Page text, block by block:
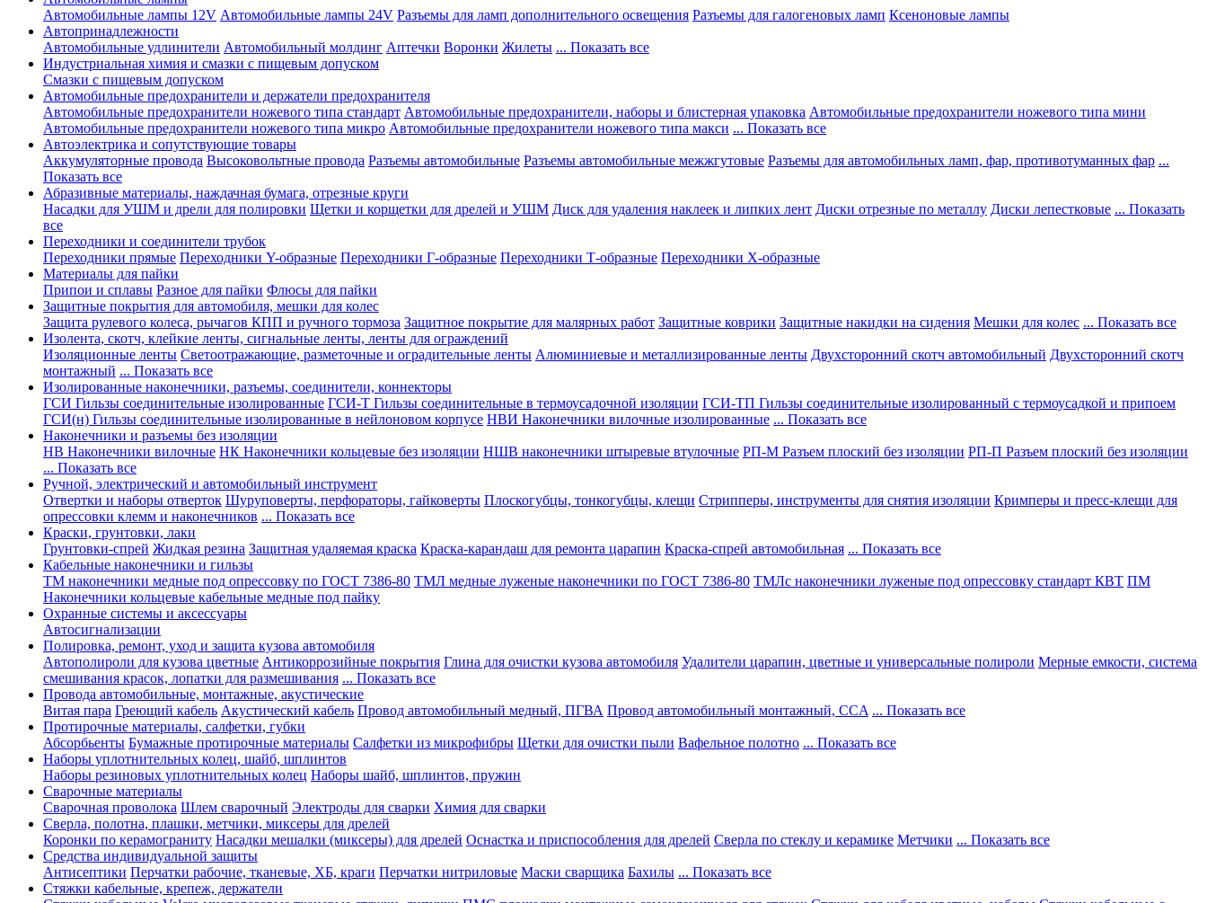
Автомобильные лампы 12V Автомобильные лампы 24V Разъемы для ламп дополнительного освещения Разъемы для галогеновых ламп Ксеноновые лампы
Автопринадлежности
Автомобильные удлинители Автомобильный молдинг Аптечки Воронки Жилеты ... Показать все
Индустриальная химия и смазки с пищевым допуском
Смазки с пищевым допуском
Автомобильные предохранители и держатели предохранителя
Автомобильные предохранители ножевого типа стандарт Автомобильные предохранители, наборы и блистерная упаковка Автомобильные предохранители ножевого типа мини
Автомобильные предохранители ножевого типа микро Автомобильные предохранители ножевого типа макси ... Показать все
Автоэлектрика и сопутствующие товары
Аккумуляторные провода Высоковольтные провода Разъемы автомобильные Разъемы автомобильные межжгутовые Разъемы для автомобильных ламп, фар, противотуманных фар ...
Показать все
Абразивные материалы, наждачная бумага, отрезные круги
Насадки для УШМ и дрели для полировки Щетки и корщетки для дрелей и УШМ Диск для удаления наклеек и липких лент Диски отрезные по металлу Диски лепестковые ... Показать
все
Переходники и соединители трубок
Переходники прямые Переходники Y-образные Переходники Г-образные Переходники Т-образные Переходники Х-образные
Материалы для пайки
Припои и сплавы Разное для пайки Флюсы для пайки
Защитные покрытия для автомобиля, мешки для колес
Защита рулевого колеса, рычагов КПП и ручного тормоза Защитное покрытие для малярных работ Защитные коврики Защитные накидки на сидения Мешки для колес ... Показать все
Изолента, скотч, клейкие ленты, сигнальные ленты, ленты для ограждений
Изоляционные ленты Светоотражающие, разметочные и оградительные ленты Алюминиевые и металлизированные ленты Двухсторонний скотч автомобильный Двухсторонний скотч
монтажный ... Показать все
Изолированные наконечники, разъемы, соединители, коннекторы
ГСИ Гильзы соединительные изолированные ГСИ-Т Гильзы соединительные в термоусадочной изоляции ГСИ-ТП Гильзы соединительные изолированный с термоусадкой и припоем
ГСИ(н) Гильзы соединительные изолированные в нейлоновом корпусе НВИ Наконечники вилочные изолированные ... Показать все
Наконечники и разъемы без изоляции
НВ Наконечники вилочные НК Наконечники кольцевые без изоляции НШВ наконечники штыревые втулочные РП-М Разъем плоский без изоляции РП-П Разъем плоский без изоляции
... Показать все
Ручной, электрический и автомобильный инструмент
Отвертки и наборы отверток Шуруповерты, перфораторы, гайковерты Плоскогубцы, тонкогубцы, клещи Стрипперы, инструменты для снятия изоляции Кримперы и пресс-клещи для
опрессовки клемм и наконечников ... Показать все
Краски, грунтовки, лаки
Грунтовки-спрей Жидкая резина Защитная удаляемая краска Краска-карандаш для ремонта царапин Краска-спрей автомобильная ... Показать все
Кабельные наконечники и гильзы
ТМ наконечники медные под опрессовку по ГОСТ 7386-80 ТМЛ медные луженые наконечники по ГОСТ 7386-80 ТМЛс наконечники луженые под опрессовку стандарт КВТ ПМ
Наконечники кольцевые кабельные медные под пайку
Охранные системы и аксессуары
Автосигнализации
Полировка, ремонт, уход и защита кузова автомобиля
Автополироли для кузова цветные Антикоррозийные покрытия Глина для очистки кузова автомобиля Удалители царапин, цветные и универсальные полироли Мерные емкости, система
смешивания красок, лопатки для размешивания ... Показать все
Провода автомобильные, монтажные, акустические
Витая пара Греющий кабель Акустический кабель Провод автомобильный медный, ПГВА Провод автомобильный монтажный, CCA ... Показать все
Протирочные материалы, салфетки, губки
Абсорбьенты Бумажные протирочные материалы Салфетки из микрофибры Щетки для очистки пыли Вафельное полотно ... Показать все
Наборы уплотнительных колец, шайб, шплинтов
Наборы резиновых уплотнительных колец Наборы шайб, шплинтов, пружин
Сварочные материалы
Сварочная проволока Шлем сварочный Электроды для сварки Химия для сварки
Сверла, полотна, плашки, метчики, миксеры для дрелей
Коронки по керамограниту Насадки мешалки (миксеры) для дрелей Оснастка и приспособления для дрелей Сверла по стеклу и керамике Метчики ... Показать все
Средства индивидуальной защиты
Антисептики Перчатки рабочие, тканевые, ХБ, краги Перчатки нитриловые Маски сварщика Бахилы ... Показать все
Стяжки кабельные, крепеж, держатели